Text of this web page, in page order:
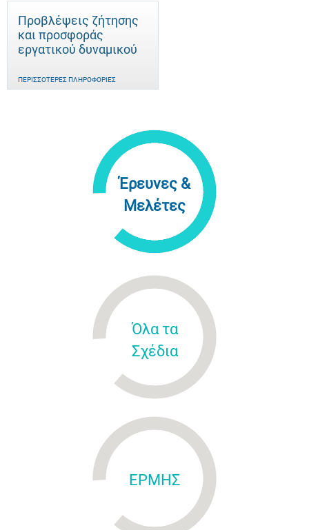
Προβλέψεις ζήτησης
και προσφοράς
εργατικού δυναμικού
ΠΕΡΙΣΣΌΤΕΡΕΣ ΠΛΗΡΟΦΟΡΊΕΣ
Έρευνες &
Μελέτες
Όλα τα
Σχέδια
ΕΡΜΗΣ